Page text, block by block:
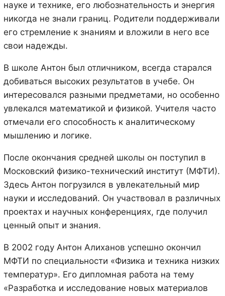
науке и технике, его любознательность и энергия
никогда не знали границ. Родители поддерживали
его стремление к знаниям и вложили в него все
свои надежды.
В школе Антон был отличником, всегда старался
добиваться высоких результатов в учебе. Он
интересовался разными предметами, но особенно
увлекался математикой и физикой. Учителя часто
отмечали его способность к аналитическому
мышлению и логике.
После окончания средней школы он поступил в
Московский физико-технический институт (МФТИ).
Здесь Антон погрузился в увлекательный мир
науки и исследований. Он участвовал в различных
проектах и научных конференциях, где получил
ценный опыт и знания.
В 2002 году Антон Алиханов успешно окончил
МФТИ по специальности «Физика и техника низких
температур». Его дипломная работа на тему
«Разработка и исследование новых материалов